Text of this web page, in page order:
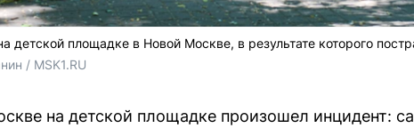
детской площадке в Новой Москве, в результате которого
/ MSK1.RU
на детской площадке произошел инцидент: